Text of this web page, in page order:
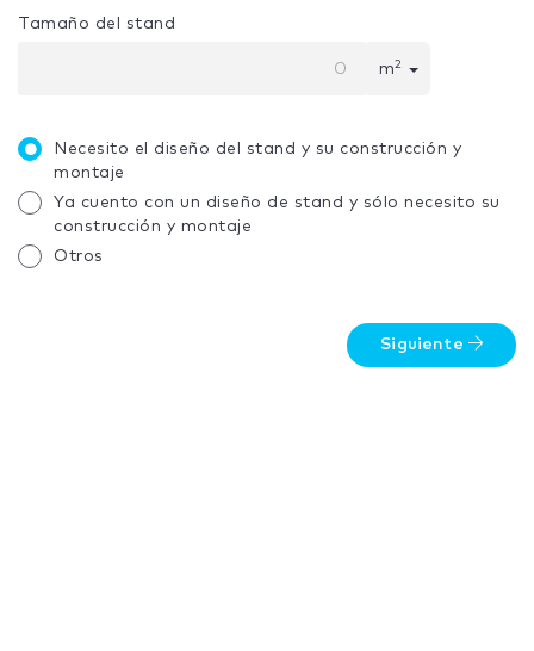
Tamaño del stand
m2
Necesito el diseño del stand y su construcción y
montaje
Ya cuento con un diseño de stand y sólo necesito su
construcción y montaje
Otros
Siguiente